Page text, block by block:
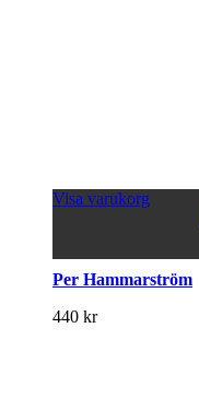
Visa varukorg
Per Hammarström
440 kr